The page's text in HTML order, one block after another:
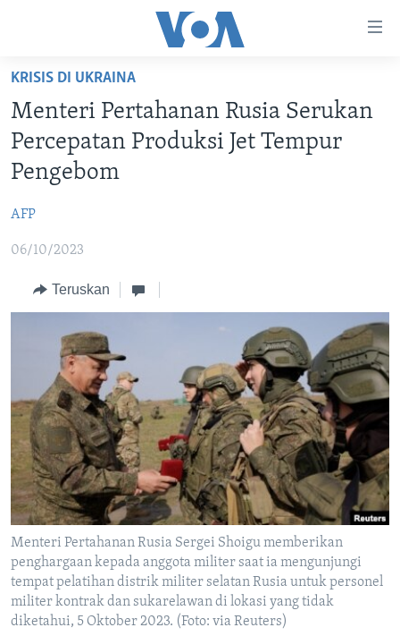
Akses
Lanjut
ke
Konten
Utama
ke
Utama
Lanjut
VIDEO
DAFTAR PROGRAM
Bahasa-bahasa
KRISIS DI UKRAINA
Menteri Pertahanan Rusia Serukan
Percepatan Produksi Jet Tempur
Pengebom
AFP
06/10/2023
Teruskan
Menteri Pertahanan Rusia Sergei Shoigu memberikan
penghargaan kepada anggota militer saat ia mengunjungi
tempat pelatihan distrik militer selatan Rusia untuk personel
militer kontrak dan sukarelawan di lokasi yang tidak
diketahui, 5 Oktober 2023. (Foto: via Reuters)